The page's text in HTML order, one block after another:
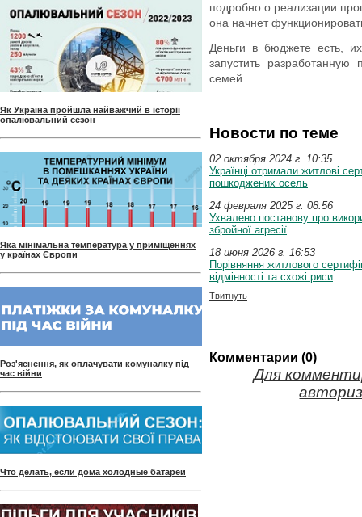
Як Україна пройшла найважчий в історії
опалювальний сезон
Яка мінімальна температура у приміщеннях
у країнах Європи
Роз'яснення, як оплачувати комуналку під
час війни
Что делать, если дома холодные батареи
подробно о реализации
она начнет
Деньги в бюджете есть,
запустить
семей.
Новости по теме
02 октября 2024 г. 10:35
Українці отримали житлові
пошкоджених осель
24 февраля 2025 г. 08:56
Ухвалено постанову про
збройної агресії
18 июня 2026 г. 16:53
Порівняння житлового
відмінності та схожі риси
Твитнуть
Комментарии (0)
Для